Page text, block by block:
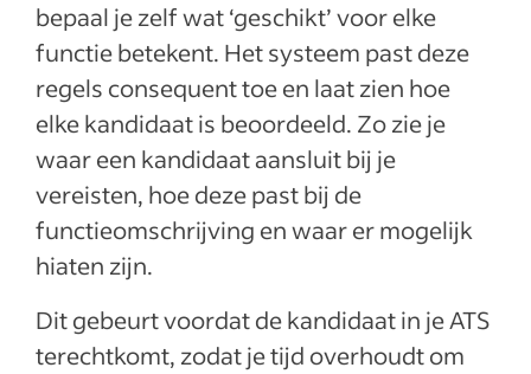
bepaal je zelf wat ‘geschikt’ voor elke
functie betekent. Het systeem past deze
regels consequent toe en laat zien hoe
elke kandidaat is beoordeeld. Zo zie je
waar een kandidaat aansluit bij je
vereisten, hoe deze past bij de
functieomschrijving en waar er mogelijk
hiaten zijn.
Dit gebeurt voordat de kandidaat in je ATS
terechtkomt, zodat je tijd overhoudt om